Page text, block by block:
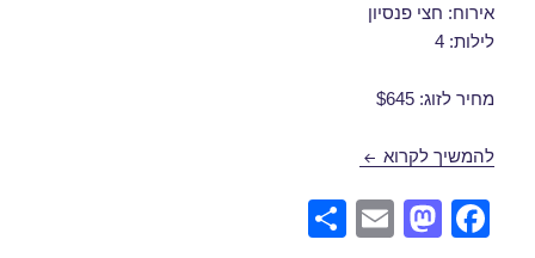
אירוח: חצי פנסיון
לילות: 4
מחיר לזוג: $645
להמשיך לקרוא דילים לורנה בפברואר 10/02/2019
F
M
E